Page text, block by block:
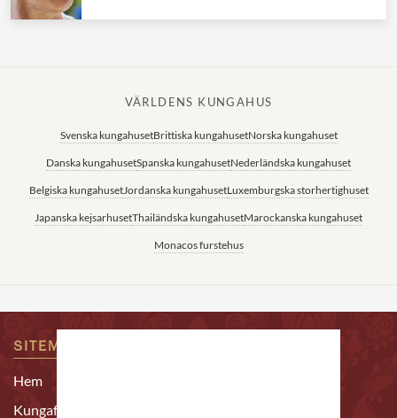
VÄRLDENS KUNGAHUS
Svenska kungahusetBrittiska kungahusetNorska kungahuset
Danska kungahusetSpanska kungahusetNederländska kungahuset
Belgiska kungahusetJordanska kungahusetLuxemburgska storhertighuset
Japanska kejsarhusetThailändska kungahusetMarockanska kungahuset
Monacos furstehus
SITEMAP
Hem
Kungafamiljen